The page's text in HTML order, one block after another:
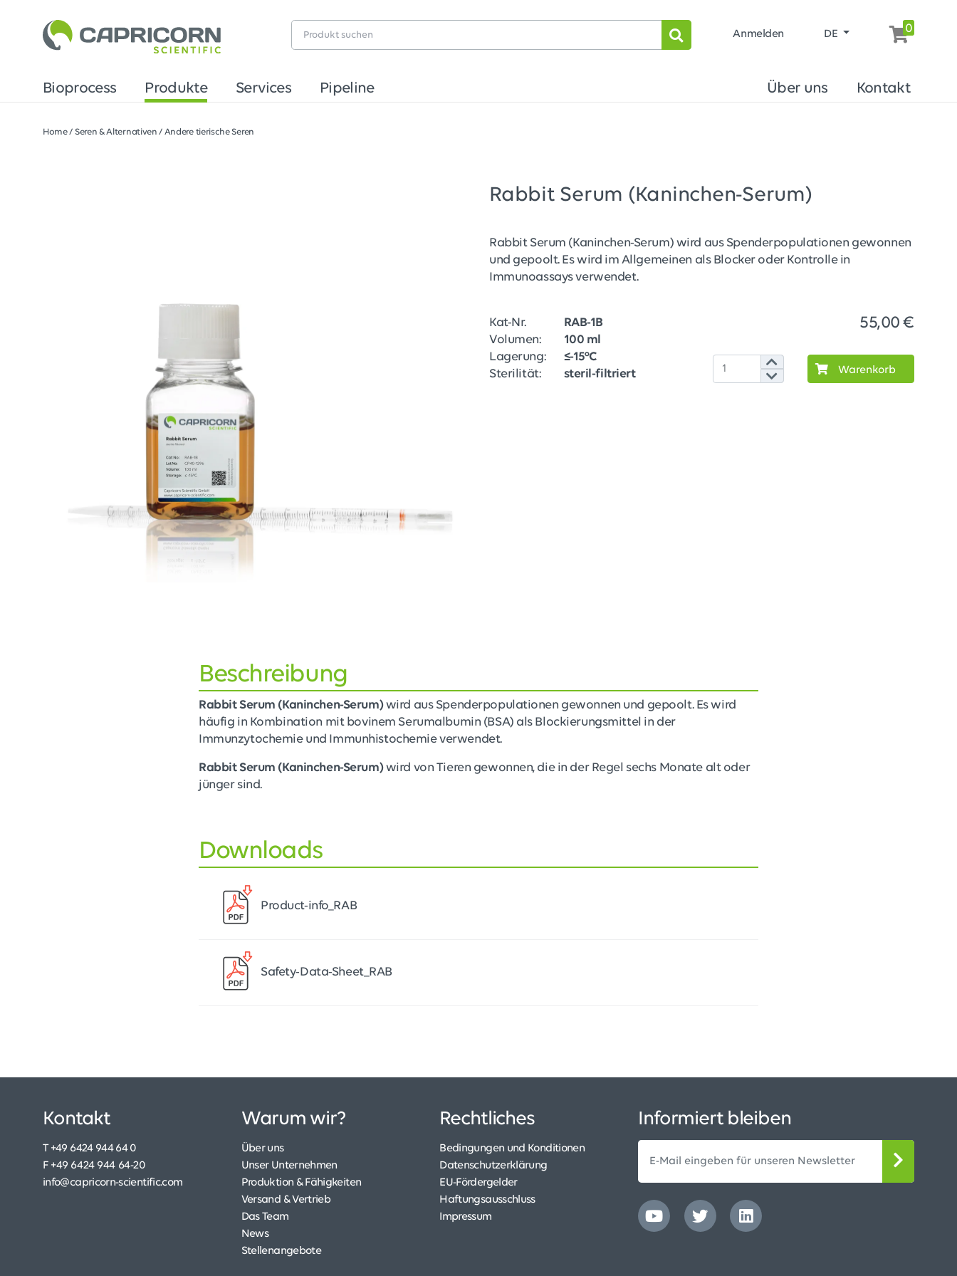
Anmelden DE 0
Bioprocess Produkte Services Pipeline Über uns Kontakt
Home/ Seren & Alternativen / Andere tierische Seren
Rabbit Serum (Kaninchen-Serum)
Rabbit Serum (Kaninchen-Serum) wird aus Spenderpopulationen gewonnen
und gepoolt. Es wird im Allgemeinen als Blocker oder Kontrolle in
Immunoassays verwendet.
Kat-Nr.
RAB-1B
Volumen:
100 ml
Lagerung:
≤-15°C
Sterilität:
steril-filtriert
55,00 €
Warenkorb
Beschreibung
Rabbit Serum (Kaninchen-Serum)wird aus Spenderpopulationen gewonnen und gepoolt. Es wird
häufig in Kombination mit bovinem Serumalbumin (BSA) als Blockierungsmittel in der
Immunzytochemie und Immunhistochemie verwendet.
Rabbit Serum (Kaninchen-Serum)wird von Tieren gewonnen, die in der Regel sechs Monate alt oder
jünger sind.
Downloads
Product-info_RAB
Safety-Data-Sheet_RAB
Kontakt
T +49 6424 944 64 0
F +49 6424 944 64-20
info@capricorn-scientific.com
Warum wir?
Über uns
Unser Unternehmen
Produktion & Fähigkeiten
Versand & Vertrieb
Das Team
News
Stellenangebote
Rechtliches
Bedingungen und Konditionen
Datenschutzerklärung
EU-Fördergelder
Haftungsausschluss
Impressum
Informiert bleiben